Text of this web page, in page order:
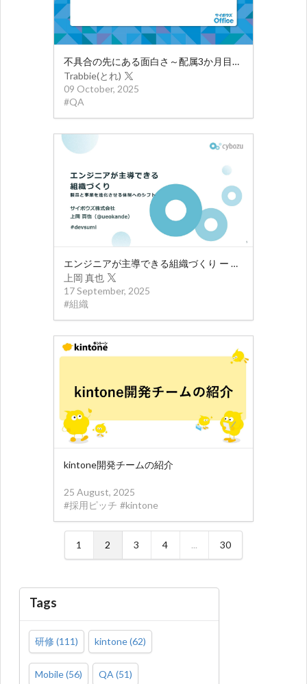
不具合の先にある面白さ～配属3か月目の新卒QAのいま～
Trabbie(とれ)
09 October, 2025
#QA
エンジニアが主導できる組織づくり ー 製品と事業を進化させる体制へのシフト
上岡 真也
17 September, 2025
#組織
kintone開発チームの紹介
25 August, 2025
#採用ピッチ #kintone
1 2 3 4 ... 30
Tags
研修 (111) kintone(62)
Mobile(56) QA(51)